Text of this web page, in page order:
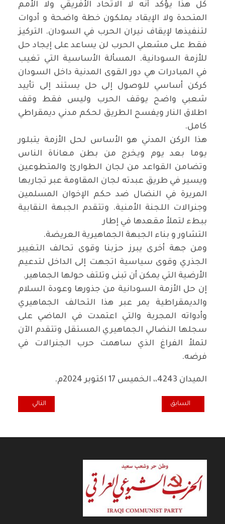
كل هذا يؤكد أنه لا الاتحاد الأفريقي ولا الأمم
المتحدة ولا الإيقاد يملكون خطة واضحة و أدوات
لتنفيذها لإيقاف نيران الحرب في السودان. التركيز
فقط على مشعلي الحرب لن يساعد على إيجاد حل
للأزمة السودانية. المسألة الأساسية التي تغيب
في المبادرات هي دور القوى المدنية داخل السودان
كركن أساسي للوصول إلى حل يستند إلى تأييد
شعبي واضح يوقف الحرب وليس فقط وقف
اطلاق النار ويفسح الطريق لحكم مدني ديمقراطي
كامل.
هذا الركن المدني هو الأساس لحل الأزمة يتبلور
يوما بعد يوم ويخرج من بطن معاناة الناس
وتضامن القواعد من لجان الطوارئ والمتطوعين
ويسير في طريق عبدته لجان المقاومة عبر تجاربها
المريرة في النضال ضد حكم الإخوان المسلمين
وجنرالات اللجنة الأمنية. وتتقدم الجبهة النقابية
ببطء لتملأ مقعدها في إطار
التشاور و بناء الجبهة الجماهيرية العريضة.
ومن جهة أخرى يبرز حزبنا وقوى تحالف التغيير
الجذري وقوى سياسية اتجهت إلى الداخل لتدعيم
الأرضية التي يمكن أن تبنى وتلتف حولها الجماهير.
إن حل الأزمة السودانية من جذورها وعودة السلام
والديمقراطية يمر عبر هذا التحالف الجماهيري
وأدواته المجربة والتي اعتمدت في الماضي على
سجلها النضالي الجماهيري المستقل وتتقدم الآن
لتملأ الفراغ الذي ساهمت حرب الجنرالات في
فرضه.
الميدان 4243،، الخميس 17 اكتوبر 2024م.
المقال السابق: المنتدى العراقي لمنظمات حقوق الإنسان يدين و
السابق المقال التالي: تحالف 188: لا لتعديل قانون الأحوال الشخصية وتفريق المجتمع
التالي